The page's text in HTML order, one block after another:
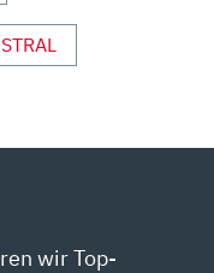
wir Top-